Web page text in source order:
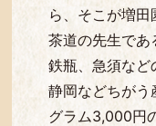
ら、そこが増
茶道の先生であ
鉄瓶、急須など
静岡などちがう
グラム3,000円